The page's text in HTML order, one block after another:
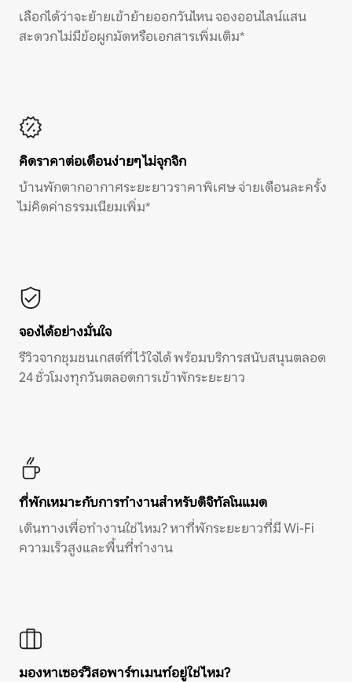
เลือกได้ว่าจะย้ายเข้าย้ายออกวันไหน จองออนไลน์แสน
สะดวก ไม่มีข้อผูกมัดหรือเอกสารเพิ่มเติม*
คิดราคาต่อเดือนง่ายๆ ไม่จุกจิก
บ้านพักตากอากาศระยะยาวราคาพิเศษ จ่ายเดือนละครั้ง
ไม่คิดค่าธรรมเนียมเพิ่ม*
จองได้อย่างมั่นใจ
รีวิวจากชุมชนเกสต์ที่ไว้ใจได้ พร้อมบริการสนับสนุนตลอด
24 ชั่วโมงทุกวันตลอดการเข้าพักระยะยาว
ที่พักเหมาะกับการทำงานสำหรับดิจิทัลโนแมด
เดินทางเพื่อทำงานใช่ไหม? หาที่พักระยะยาวที่มี Wi-Fi
ความเร็วสูงและพื้นที่ทำงาน
มองหาเซอร์วิสอพาร์ทเมนท์อยู่ใช่ไหม?